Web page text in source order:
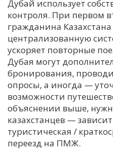
Дубай использует
контроля. При первом
гражданина
централизованную
ускоряет повторные
Дубая могут
бронирования,
опросы, а иногда —
возможности
объяснении выше,
казахстанцев —
туристическая /
переезд на ПМЖ.